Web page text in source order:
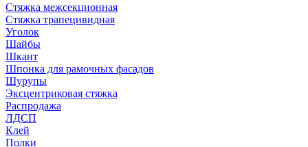
Стяжка межсекционная
Стяжка трапецивидная
Уголок
Шайбы
Шкант
Шпонка для рамочных фасадов
Шурупы
Эксцентриковая стяжка
Распродажа
ЛДСП
Клей
Полки